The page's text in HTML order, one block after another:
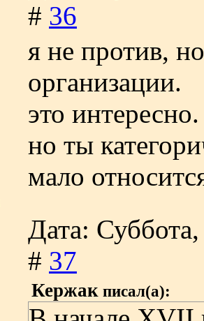
# 36
я не против,
организации.
это интересно.
но ты
мало
Дата:
# 37
Кержак писал(а):